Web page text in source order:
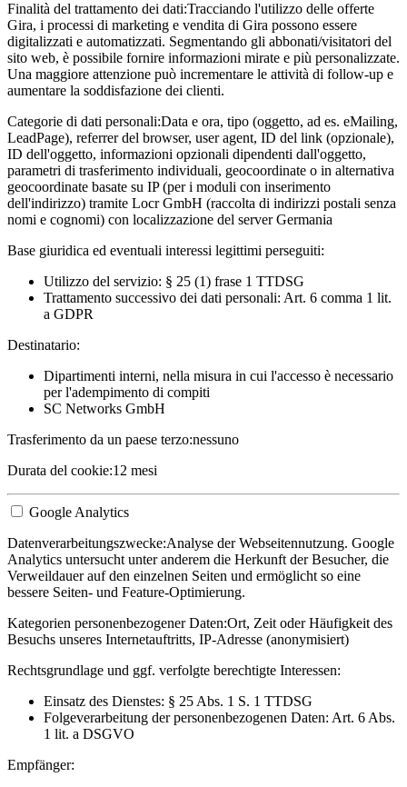
Finalità del trattamento dei dati:Tracciando l'utilizzo delle offerte
Gira, i processi di marketing e vendita di Gira possono essere
digitalizzati e automatizzati. Segmentando gli abbonati/visitatori del
sito web, è possibile fornire informazioni mirate e più personalizzate.
Una maggiore attenzione può incrementare le attività di follow-up e
aumentare la soddisfazione dei clienti.
Categorie di dati personali:Data e ora, tipo (oggetto, ad es. eMailing,
LeadPage), referrer del browser, user agent, ID del link (opzionale),
ID dell'oggetto, informazioni opzionali dipendenti dall'oggetto,
parametri di trasferimento individuali, geocoordinate o in alternativa
geocoordinate basate su IP (per i moduli con inserimento
dell'indirizzo) tramite Locr GmbH (raccolta di indirizzi postali senza
nomi e cognomi) con localizzazione del server Germania
Base giuridica ed eventuali interessi legittimi perseguiti:
Utilizzo del servizio: § 25 (1) frase 1 TTDSG
Trattamento successivo dei dati personali: Art. 6 comma 1 lit.
a GDPR
Destinatario:
Dipartimenti interni, nella misura in cui l'accesso è necessario
per l'adempimento di compiti
SC Networks GmbH
Trasferimento da un paese terzo:nessuno
Durata del cookie:12 mesi
Google Analytics
Datenverarbeitungszwecke:Analyse der Webseitennutzung. Google
Analytics untersucht unter anderem die Herkunft der Besucher, die
Verweildauer auf den einzelnen Seiten und ermöglicht so eine
bessere Seiten- und Feature-Optimierung.
Kategorien personenbezogener Daten:Ort, Zeit oder Häufigkeit des
Besuchs unseres Internetauftritts, IP-Adresse (anonymisiert)
Rechtsgrundlage und ggf. verfolgte berechtigte Interessen:
Einsatz des Dienstes: § 25 Abs. 1 S. 1 TTDSG
Folgeverarbeitung der personenbezogenen Daten: Art. 6 Abs.
1 lit. a DSGVO
Empfänger: